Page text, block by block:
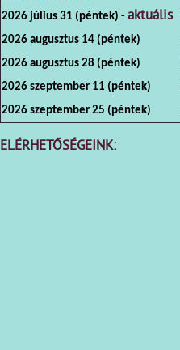
2026 július 31 (péntek) - aktuális
2026 augusztus 14 (péntek)
2026 augusztus 28 (péntek)
2026 szeptember 11 (péntek)
2026 szeptember 25 (péntek)
ELÉRHETŐSÉGEINK: